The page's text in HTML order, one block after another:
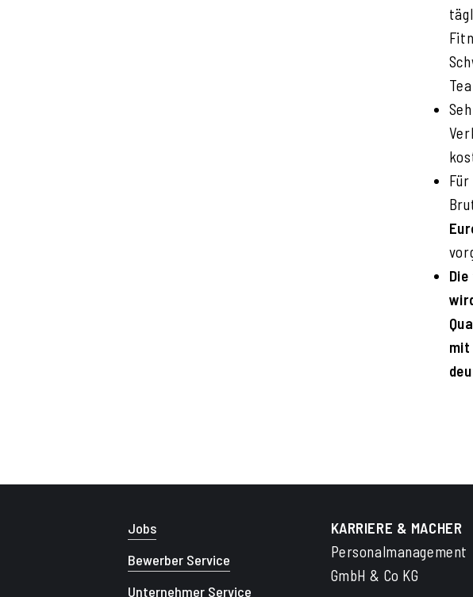
mit
Jobs
Bewerber Service
Unternehmer Service
KARRIERE & MACHER
Personalmanagement
GmbH & Co KG